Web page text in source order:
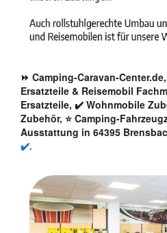
⏩ Camping-Caravan-
Ersatzteile & Reisemobil
Ersatzteile, ✔️ Wohnmobile
Zubehör, ⭐ Camping-
Ausstattung in 64395
✔️.